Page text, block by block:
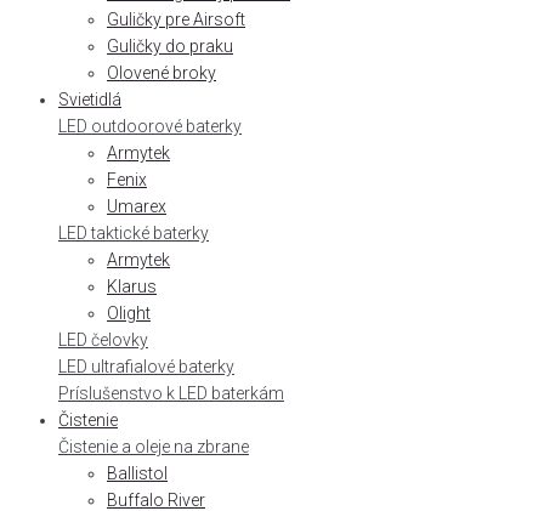
Guličky pre Airsoft
Guličky do praku
Olovené broky
Svietidlá
LED outdoorové baterky
Armytek
Fenix
Umarex
LED taktické baterky
Armytek
Klarus
Olight
LED čelovky
LED ultrafialové baterky
Príslušenstvo k LED baterkám
Čistenie
Čistenie a oleje na zbrane
Ballistol
Buffalo River